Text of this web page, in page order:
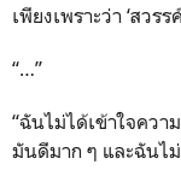
เพียงเพราะว่า ‘สว
“…”
“ฉันไม่ได้เข้าใจคว
มันดีมาก ๆ และฉันไ